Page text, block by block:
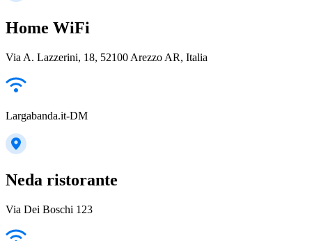
Home WiFi
Via A. Lazzerini, 18, 52100 Arezzo AR, Italia
Largabanda.it-DM
Neda ristorante
Via Dei Boschi 123